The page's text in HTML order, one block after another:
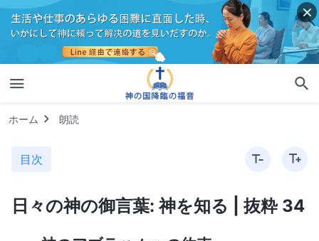
ホーム 朗読
目次
日々の神の御言葉: 神を知る | 抜粋 34